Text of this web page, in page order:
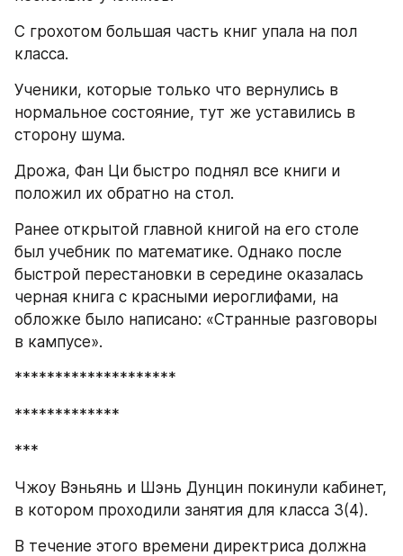
С грохотом большая часть книг упала на пол
класса.
Ученики, которые только что вернулись в
нормальное состояние, тут же уставились в
сторону шума.
Дрожа, Фан Ци быстро поднял все книги и
положил их обратно на стол.
Ранее открытой главной книгой на его столе
был учебник по математике. Однако после
быстрой перестановки в середине оказалась
черная книга с красными иероглифами, на
обложке было написано: «Странные разговоры
в кампусе».
********************
*************
***
Чжоу Вэньянь и Шэнь Дунцин покинули кабинет,
в котором проходили занятия для класса 3(4).
В течение этого времени директриса должна